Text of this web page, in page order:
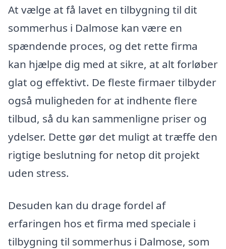
At vælge at få lavet en tilbygning til dit
sommerhus i Dalmose kan være en
spændende proces, og det rette firma
kan hjælpe dig med at sikre, at alt forløber
glat og effektivt. De fleste firmaer tilbyder
også muligheden for at indhente flere
tilbud, så du kan sammenligne priser og
ydelser. Dette gør det muligt at træffe den
rigtige beslutning for netop dit projekt
uden stress.
Desuden kan du drage fordel af
erfaringen hos et firma med speciale i
tilbygning til sommerhus i Dalmose, som